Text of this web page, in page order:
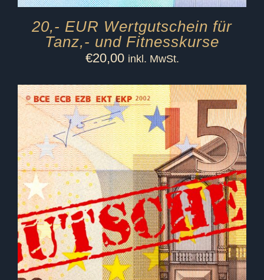
20,- EUR Wertgutschein für
Tanz,- und Fitnesskurse
€20,00 inkl. MwSt.